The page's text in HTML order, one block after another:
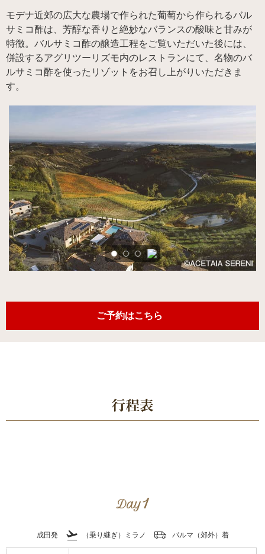
モデナ近郊の広大な農場で作られた葡萄から作られるバル
サミコ酢は、芳醇な香りと絶妙なバランスの酸味と甘みが
特徴。バルサミコ酢の醸造工程をご覧いただいた後には、
併設するアグリツーリズモ内のレストランにて、名物のバ
ルサミコ酢を使ったリゾットをお召し上がりいただきま
す。
ご予約はこちら
行程表
Day1
成田発 flight_takeoff （乗り継ぎ）ミラノ airport_shuttle パルマ（郊外）着